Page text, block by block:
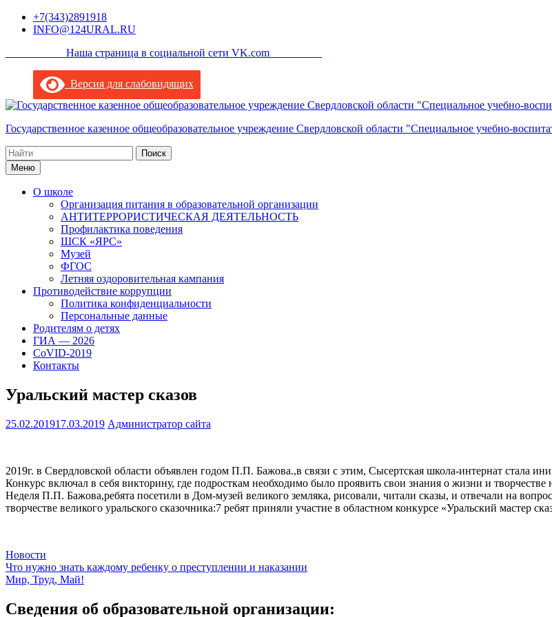
Перейти+7(343)2891918
INFO@124URAL.RU
___________Наша страница в социальной сети VK.com _________
Версия для слабовидящих
Государственное казенное общеобразовательное учреждение Свердловской области "Специальное учебно-
Поиск
по:Меню
О школе
Организация питания в образовательной организации
АНТИТЕРРОРИСТИЧЕСКАЯ ДЕЯТЕЛЬНОСТЬ
Профилактика поведения
ШСК «ЯРС»
Музей
ФГОС
Летняя оздоровительная кампания
Противодействие коррупции
Политика конфиденциальности
Персональные данные
Родителям о детях
ГИА — 2026
CoVID-2019
Контакты
Уральский мастер сказов
25.02.201917.03.2019 Администратор сайта
2019г. в Свердловской области объявлен годом П.П. Бажова.,в связи с этим, Сысертская школа-интернат стала
Конкурс включал в себя викторину, где подросткам необходимо было проявить свои знания о жизни и
Неделя П.П. Бажова,ребята посетили в Дом-музей великого земляка, рисовали, читали сказы, и отвечали на
творчестве великого уральского сказочника:7 ребят приняли участие в областном конкурсе «Уральский
Новости
Навигация
по
записям
Что нужно знать каждому ребенку о преступлении и наказании
Мир, Труд, Май!
Сведения об образовательной организации: